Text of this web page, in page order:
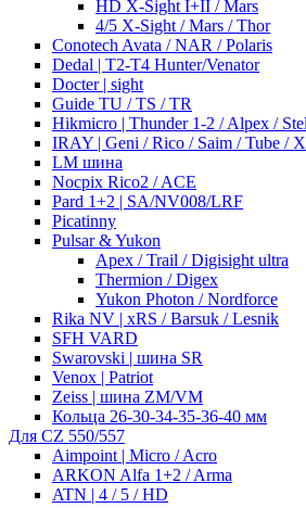
HD X-Sight I+II / Mars
4/5 X-Sight / Mars / Thor
Conotech Avata / NAR / Polaris
Dedal | T2-T4 Hunter/Venator
Docter | sight
Guide TU / TS / TR
Hikmicro | Thunder 1-2 / Alpex /
IRAY | Geni / Rico / Saim / Tube /
LM шина
Nocpix Rico2 / ACE
Pard 1+2 | SA/NV008/LRF
Picatinny
Pulsar & Yukon
Apex / Trail / Digisight ultra
Thermion / Digex
Yukon Photon / Nordforce
Rika NV | xRS / Barsuk / Lesnik
SFH VARD
Swarovski | шина SR
Venox | Patriot
Zeiss | шина ZM/VM
Кольца 26-30-34-35-36-40 мм
Для CZ 550/557
Aimpoint | Micro / Acro
ARKON Alfa 1+2 / Arma
ATN | 4 / 5 / HD